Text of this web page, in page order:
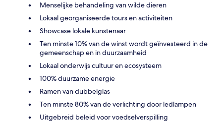
Menselijke behandeling van wilde dieren
Lokaal georganiseerde tours en activiteiten
Showcase lokale kunstenaar
Ten minste 10% van de winst wordt geïnvesteerd in de
gemeenschap en in duurzaamheid
Lokaal onderwijs cultuur en ecosysteem
100% duurzame energie
Ramen van dubbelglas
Ten minste 80% van de verlichting door ledlampen
Uitgebreid beleid voor voedselverspilling